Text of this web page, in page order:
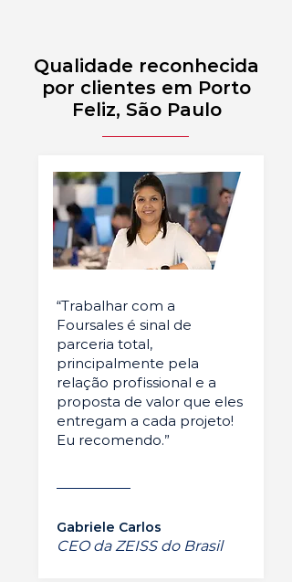
Qualidade reconhecida
por clientes em Porto
Feliz, São Paulo
“Trabalhar com a
Foursales é sinal de
parceria total,
principalmente pela
relação profissional e a
proposta de valor que eles
entregam a cada projeto!
Eu recomendo.”
Gabriele Carlos
CEO da ZEISS do Brasil